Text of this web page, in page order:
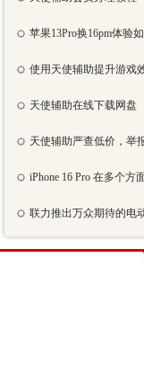
苹果13Pro换16pm体验
使用天使辅助提升游戏
天使辅助在线下载网盘
天使辅助严查低价，举
iPhone 16 Pro 在多个方
联力推出万众期待的电